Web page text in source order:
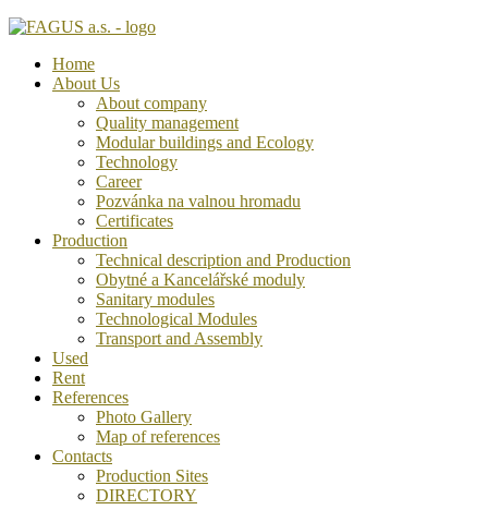
Home
About Us
About company
Quality management
Modular buildings and Ecology
Technology
Career
Pozvánka na valnou hromadu
Certificates
Production
Technical description and Production
Obytné a Kancelářské moduly
Sanitary modules
Technological Modules
Transport and Assembly
Used
Rent
References
Photo Gallery
Map of references
Contacts
Production Sites
DIRECTORY